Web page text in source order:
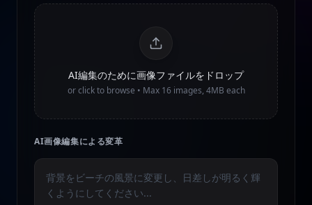
AI編集のために画像ファイルをドロップ
or click to browse • Max 16images, 4MB each
AI画像編集による変革